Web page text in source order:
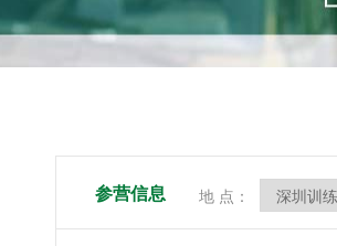
参营信息 地 点：